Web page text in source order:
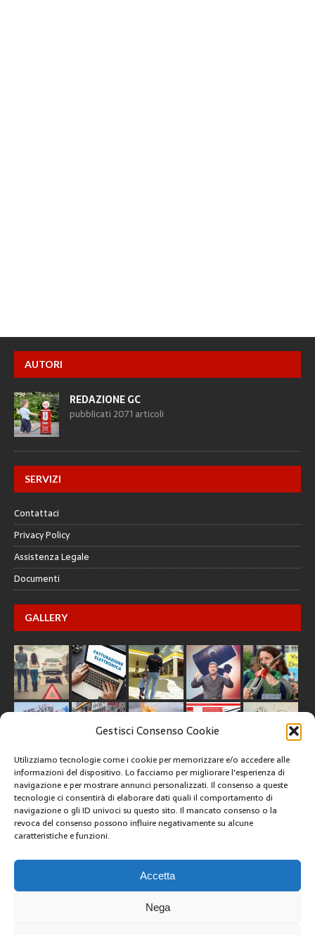
Gestisci Consenso Cookie
Utilizziamo tecnologie come i cookie per memorizzare e/o accedere alle
informazioni del dispositivo. Lo facciamo per migliorare l'esperienza di
navigazione e per mostrare annunci personalizzati. Il consenso a queste
tecnologie ci consentirà di elaborare dati quali il comportamento di
navigazione o gli ID univoci su questo sito. Il mancato consenso o la
revoca del consenso possono influire negativamente su alcune
caratteristiche e funzioni.
Accetta
Nega
AUTORI
REDAZIONE GC
pubblicati 2071 articoli
SERVIZI
Contattaci
Privacy Policy
Assistenza Legale
Documenti
GALLERY
CREATIVE COMMONS
Questa opera è concessa in licenza con i termini